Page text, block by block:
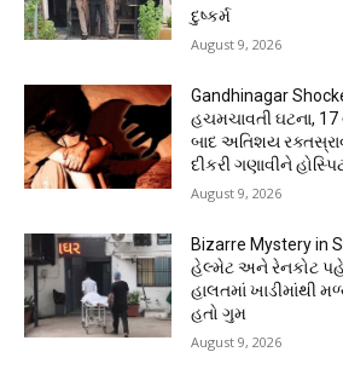
દુષ્કર્મ
August 9, 2026
Gandhinagar
હચમચાવતી ઘટના, 17
બાદ અતિશય
દીકરી ગણાવીને
August 9, 2026
Bizarre Mystery in
હેલ્મેટ અને રેનકોટ
હાલતમાં ખાડીમાંથી
હતો ગુમ
August 9, 2026